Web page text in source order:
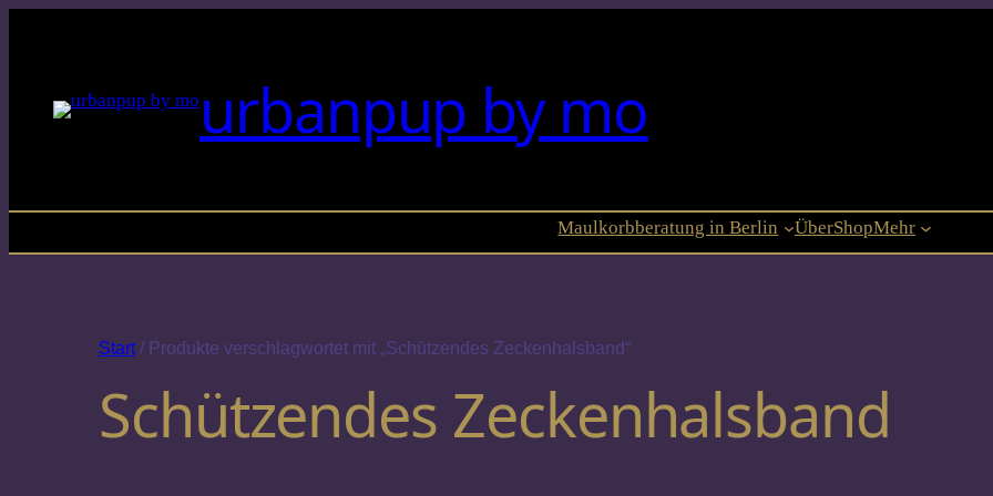
urbanpup by mo
Maulkorbberatung in Berlin ÜberShopMehr
Start/ Produkte verschlagwortet mit „Schützendes Zeckenhalsband“
Schützendes Zeckenhalsband